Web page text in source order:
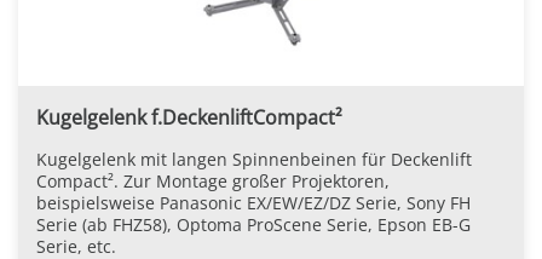
Kugelgelenk f.DeckenliftCompact²
Kugelgelenk mit langen Spinnenbeinen für Deckenlift
Compact². Zur Montage großer Projektoren,
beispielsweise Panasonic EX/EW/EZ/DZ Serie, Sony FH
Serie (ab FHZ58), Optoma ProScene Serie, Epson EB-G
Serie, etc.